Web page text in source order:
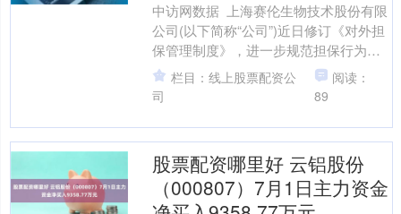
中访网数据 上海赛伦生物技术股份有限
公司(以下简称“公司”)近日修订《对外担
保管理制度》，进一步规范担保行为，
严控风险。新制度明确，公司及控股子
公司对外担保需....
栏目：线上股票配资公
司
阅读：
89
股票配资哪里好 云铝股份
（000807）7月1日主力资金